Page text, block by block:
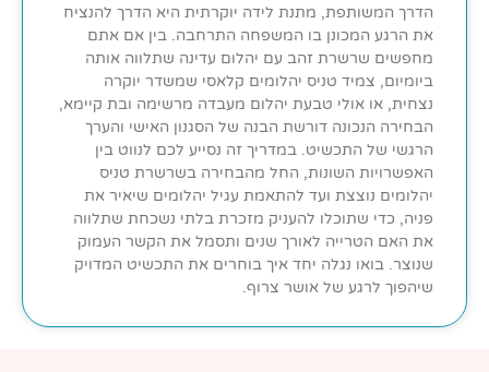
הדרך המשותפת, מתנת לידה יוקרתית היא הדרך להנציח
את הרגע המכונן בו המשפחה התרחבה. בין אם אתם
מחפשים שרשרת זהב עם יהלום עדינה שתלווה אותה
ביומיום, צמיד טניס יהלומים קלאסי שמשדר יוקרה
נצחית, או אולי טבעת יהלום מעבדה מרשימה ובת קיימא,
הבחירה הנכונה דורשת הבנה של הסגנון האישי והערך
הרגשי של התכשיט. במדריך זה נסייע לכם לנווט בין
האפשרויות השונות, החל מהבחירה בשרשרת טניס
יהלומים נוצצת ועד להתאמת עגיל יהלומים שיאיר את
פניה, כדי שתוכלו להעניק מזכרת בלתי נשכחת שתלווה
את האם הטרייה לאורך שנים ותסמל את הקשר העמוק
שנוצר. בואו נגלה יחד איך בוחרים את התכשיט המדויק
שיהפוך לרגע של אושר צרוף.